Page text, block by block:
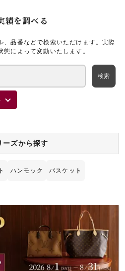
績を調べる
品番などで検索いただけます。実際
態によって変動いたします。
ズから探す
ハンモック バスケット